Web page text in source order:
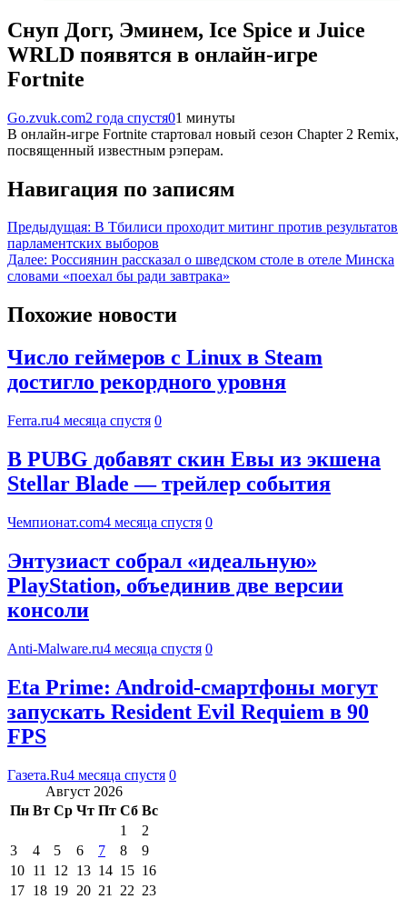
Снуп Догг, Эминем, Ice Spice и Juice
WRLD появятся в онлайн-игре
Fortnite
Go.zvuk.com2 года спустя01 минуты
В онлайн-игре Fortnite стартовал новый сезон Chapter 2 Remix,
посвященный известным рэперам.
Навигация по записям
Предыдущая: В Тбилиси проходит митинг против результатов
парламентских выборов
Далее: Россиянин рассказал о шведском столе в отеле Минска
словами «поехал бы ради завтрака»
Похожие новости
Число геймеров с Linux в Steam
достигло рекордного уровня
Ferra.ru4 месяца спустя 0
В PUBG добавят скин Евы из экшена
Stellar Blade — трейлер события
Чемпионат.com4 месяца спустя 0
Энтузиаст собрал «идеальную»
PlayStation, объединив две версии
консоли
Anti-Malware.ru4 месяца спустя 0
Eta Prime: Android-смартфоны могут
запускать Resident Evil Requiem в 90
FPS
Газета.Ru4 месяца спустя 0
Август 2026
Пн Вт Ср Чт Пт Сб Вс
1
2
3
4 5 6 7 8
9
10 11 12 13 14 15 16
17 18 19 20 21 22 23